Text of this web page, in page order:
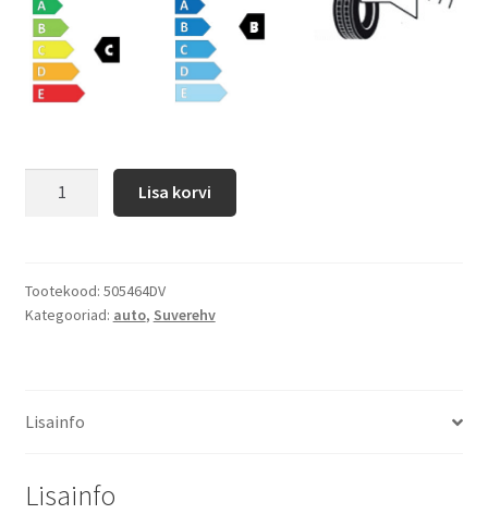
Lisa korvi
Tootekood: 505464DV
Kategooriad: auto, Suverehv
Lisainfo
Lisainfo